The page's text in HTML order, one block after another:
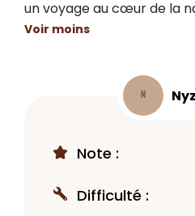
un voyage au cœur de la
Voir moins
N
Note :
Difficulté :